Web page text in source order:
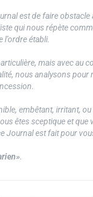
est de faire obstacle
qui nous répète
l’ordre établi.
mais avec au
nous analysons pour
embêtant, irritant,
êtes sceptique et que
Journal est fait pour
.